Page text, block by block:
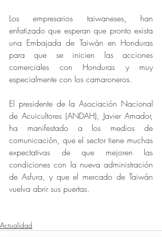
Los empresarios taiwaneses, han
enfatizado que esperan que pronto exista
una Embajada de Taiwán en Honduras
para que se inicien las acciones
comerciales con Honduras y muy
especialmente con los camaroneros.
El presidente de la Asociación Nacional
de Acuicultores (ANDAH), Javier Amador,
ha manifestado a los medios de
comunicación, que el sector tiene muchas
expectativas de que mejoren las
condiciones con la nueva administración
de Asfura, y que el mercado de Taiwán
vuelva abrir sus puertas.
Actualidad